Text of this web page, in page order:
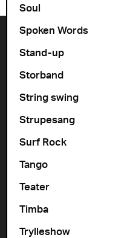
Soul
Spoken Words
Stand-up
Storband
String swing
Strupesang
Surf Rock
Tango
Teater
Timba
Trylleshow
+47 22 11 33 08
Vogts gate 64, 0477 Oslo
info@cosmopolite.no
Gå til vår spilleliste
Støttet av